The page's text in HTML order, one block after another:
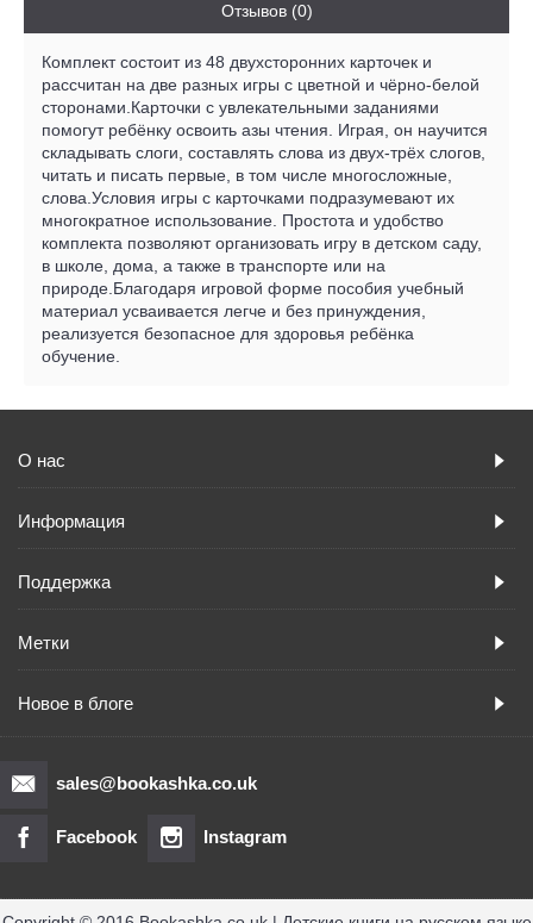
Отзывов (0)
Комплект состоит из 48 двухсторонних карточек и
рассчитан на две разных игры с цветной и чёрно-белой
сторонами.Карточки с увлекательными заданиями
помогут ребёнку освоить азы чтения. Играя, он научится
складывать слоги, составлять слова из двух-трёх слогов,
читать и писать первые, в том числе многосложные,
слова.Условия игры с карточками подразумевают их
многократное использование. Простота и удобство
комплекта позволяют организовать игру в детском саду,
в школе, дома, а также в транспорте или на
природе.Благодаря игровой форме пособия учебный
материал усваивается легче и без принуждения,
реализуется безопасное для здоровья ребёнка
обучение.
О нас
Информация
Поддержка
Метки
Новое в блоге
sales@bookashka.co.uk
Facebook Instagram